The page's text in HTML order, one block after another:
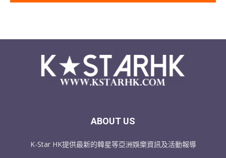
ABOUT US
K-Star HK提供最新的韓星等亞洲娛樂資訊及活動報導